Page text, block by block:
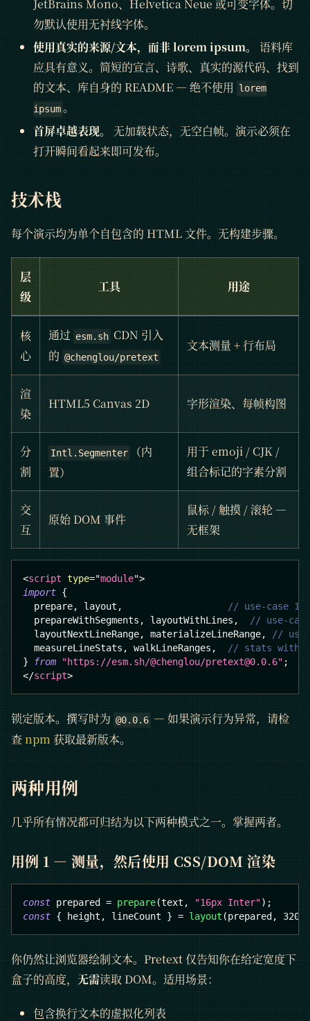
JetBrains Mono、Helvetica Neue 或可变字体。切
勿默认使用无衬线字体。
使用真实的来源/文本，而非 lorem ipsum。
语料库
应具有意义。简短的宣言、诗歌、真实的源代码、找到
的文本、库自身的 README — 绝不使用 lorem
ipsum。
首屏卓越表现。
无加载状态，无空白帧。演示必须在
打开瞬间看起来即可发布。
技术栈
每个演示均为单个自包含的 HTML 文件。无构建步骤。
层
级
工具 用途
核
心
通过 esm.sh CDN 引入
的 @chenglou/pretext
文本测量 + 行布局
渲
染
HTML5 Canvas 2D 字形渲染、每帧构图
分
割
Intl.Segmenter
（内
置）
用于 emoji / CJK /
组合标记的字素分割
交
互
原始 DOM 事件
鼠标 / 触摸 / 滚轮 —
无框架
<script type="module">
import {
  prepare
, layout ,
// use-case 1:
  prepareWithSegments
, layoutWithLines ,
// use-
  layoutNextLineRange
, materializeLineRange,
//
  measureLineStats
, walkLineRanges ,
// stats
}
from "https://esm.sh/@chenglou/pretext@0.0.6" ;
</script>
锁定版本。撰写时为 @0.0.6 — 如果演示行为异常，请检
查npm 获取最新版本。
两种用例
几乎所有情况都可归结为以下两种模式之一。掌握两者。
用例 1 — 测量，然后使用 CSS/DOM 渲染
const prepared = prepare(text , "16px Inter") ;
const { height , lineCount } = layout (prepared , 320
你仍然让浏览器绘制文本。Pretext 仅告知你在给定宽度下
盒子的高度， 无需读取 DOM。适用场景：
包含换行文本的虚拟化列表